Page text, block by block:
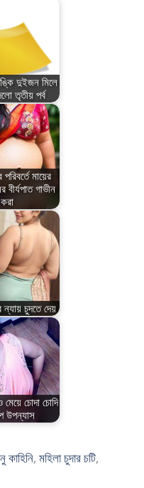
দুইজন মিলে
তৃতীয় পর্ব
মায়ের
বীর্যপাত গাভীন
করা
ন্যায় চুদতে দেয়
চোদা চোদি
উপন্যাস
কাহিনি,মহিলা চুদার চটি,